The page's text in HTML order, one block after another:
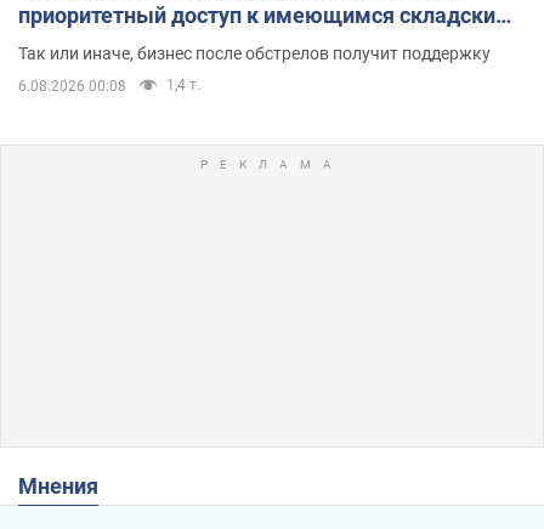
приоритетный доступ к имеющимся складским
помещениям
Так или иначе, бизнес после обстрелов получит поддержку
6.08.2026 00:08 1,4 т.
Мнения